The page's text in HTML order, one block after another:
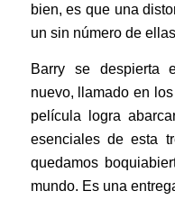
bien, es que una
un sin número de
Barry se despierta
nuevo, llamado en
película logra
esenciales de esta
quedamos
mundo. Es una